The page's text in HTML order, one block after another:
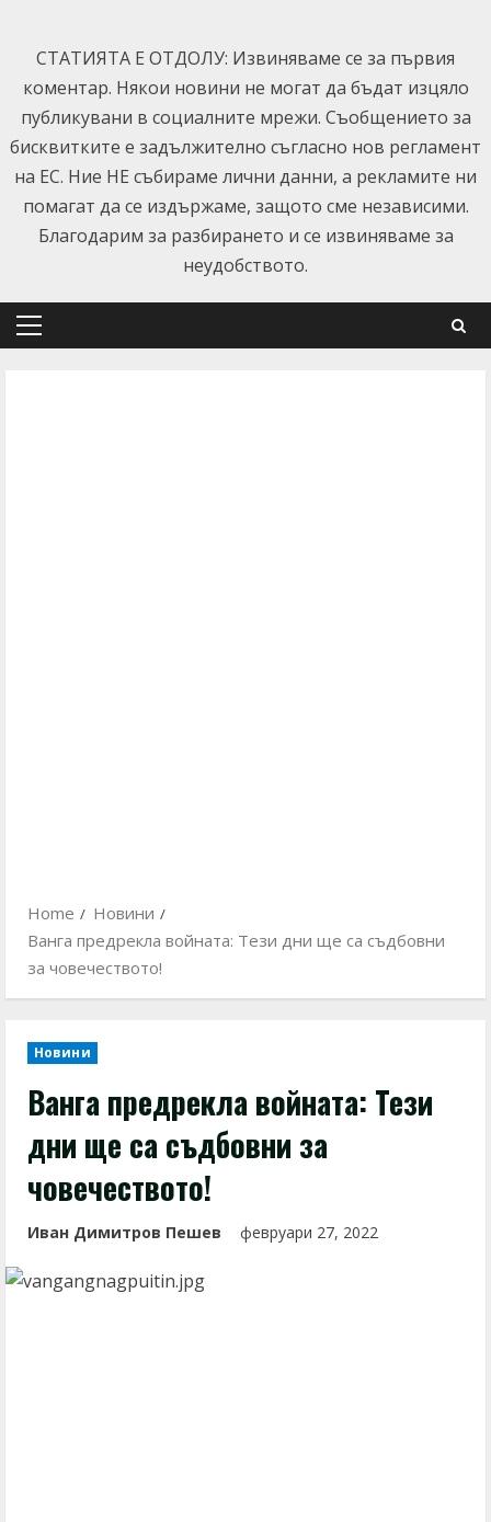
content
СТАТИЯТА Е ОТДОЛУ: Извиняваме се за първия
коментар. Някои новини не могат да бъдат изцяло
публикувани в социалните мрежи. Съобщението за
бисквитките е задължително съгласно нов регламент
на ЕС. Ние НЕ събираме лични данни, а рекламите ни
помагат да се издържаме, защото сме независими.
Благодарим за разбирането и се извиняваме за
неудобството.
Primary
Home
Новини
Ванга предрекла войната: Тези дни ще са съдбовни
за човечеството!
Новини
Ванга предрекла войната: Тези
дни ще са съдбовни за
човечеството!
Иван Димитров Пешев февруари 27, 2022